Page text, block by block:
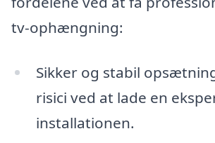
tv-ophængning:
Sikker og stabil
risici ved at lade en
installationen.